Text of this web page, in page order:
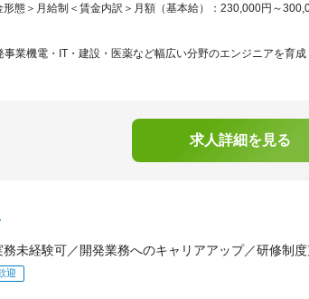
態＞月給制＜賃金内訳＞月額（基本給）：230,000円～
業機電・IT・建設・医薬など幅広い分野のエンジニアを育
求人詳細を見る
未経験可／開発業務へのキャリアアップ／研修制
迎